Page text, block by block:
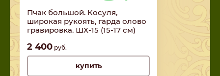
Пчак большой. Косуля,
широкая рукоять, гарда олово
гравировка. ШХ-15 (15-17 см)
2 400 руб.
купить